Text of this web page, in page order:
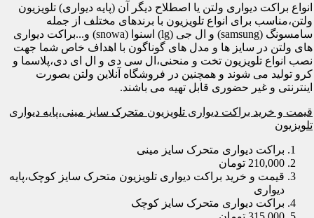
انواع براکت دیواری ولتن یا اصطلاح دیگر آن (پایه دیواری) تلویزیون
ولتن،مناسب برای انواع تلویزیون با برندهای مختلف از جمله
سامسونگ (samsung) و ال جی (lg) اسنوا (snowa) و...براکت دیواری
های ولتن در سایز ها و مدل های گوناگون با اهداف خاص شما جهت
نصب انواع تلویزیون تخت و منحنی،ال سی دی و ال ای دی،پلاسما و
کرو تولید می شوند و همچنین در فروشگاه آنلاین ولتن بصورت
اینترنتی و غیر حضوری قابل تهیه می باشند.
قیمت و خرید براکت دیواری تلویزیون متحرک سایز مینی،پایه دیواری
تلویزیون
براکت دیواری متحرک سایز مینی
210,000 تومان
قیمت و خرید براکت دیواری تلویزیون متحرک سایز کوچک،پایه
دیواری
براکت دیواری متحرک سایز کوچک